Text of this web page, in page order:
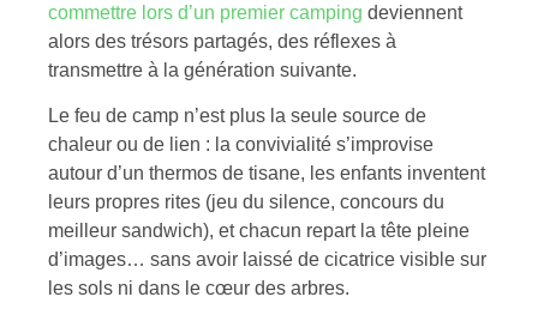
commettre lors d’un premier camping deviennent
alors des trésors partagés, des réflexes à
transmettre à la génération suivante.
Le feu de camp n’est plus la seule source de
chaleur ou de lien : la convivialité s’improvise
autour d’un thermos de tisane, les enfants inventent
leurs propres rites (jeu du silence, concours du
meilleur sandwich), et chacun repart la tête pleine
d’images… sans avoir laissé de cicatrice visible sur
les sols ni dans le cœur des arbres.